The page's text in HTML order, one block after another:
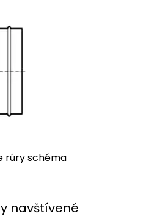
rúry schéma
navštívené